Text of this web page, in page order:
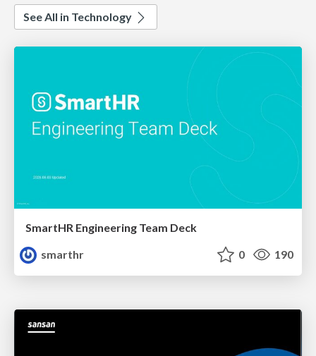
See All in Technology
SmartHR Engineering Team Deck
smarthr
0 190